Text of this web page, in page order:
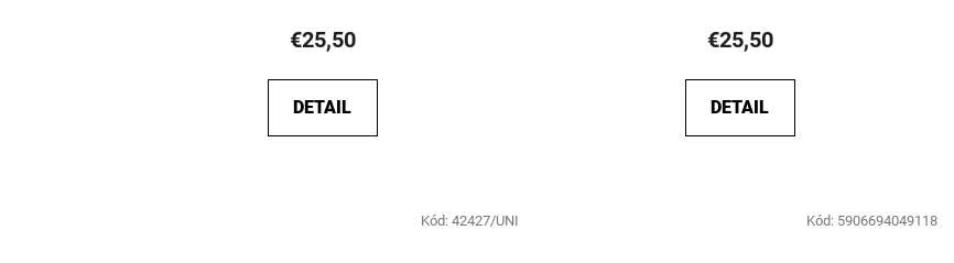
€25,50
DETAIL
€25,50
DETAIL
Kód:42427/UNI Kód: 5906694049118